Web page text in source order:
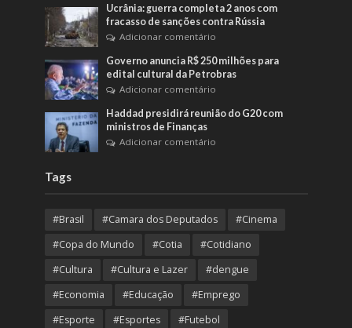
Ucrânia: guerra completa 2 anos com
fracasso de sanções contra Rússia
Adicionar comentário
Governo anuncia R$ 250 milhões para
edital cultural da Petrobras
Adicionar comentário
Haddad presidirá reunião do G20 com
ministros de Finanças
Adicionar comentário
Tags
#Brasil #Camara dos Deputados
#Cinema
#Copa do Mundo
#Cotia
#Cotidiano
#Cultura
#Cultura e Lazer
#dengue
#Economia
#Educação
#Emprego
#Esporte
#Esportes
#Futebol